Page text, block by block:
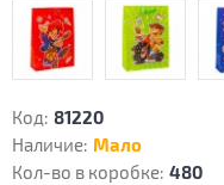
Код: 81220
Наличие: Мало
Кол-во в коробке: 480